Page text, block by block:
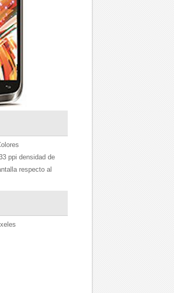
ppi densidad de
respecto al